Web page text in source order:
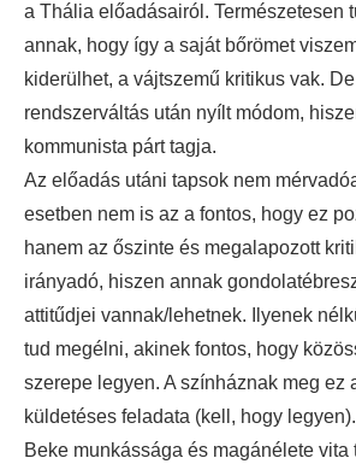
a Thália előadásairól. Természetesen
annak, hogy így a saját bőrömet
kiderülhet, a vájtszemű kritikus vak.
rendszerváltás után nyílt módom,
kommunista párt tagja.
Az előadás utáni tapsok nem
esetben nem is az a fontos, hogy ez
hanem az őszinte és megalapozott
irányadó, hiszen annak
attitűdjei vannak/lehetnek. Ilyenek
tud megélni, akinek fontos, hogy
szerepe legyen. A színháznak meg ez
küldetéses feladata (kell, hogy legyen).
Beke munkássága és magánélete vita